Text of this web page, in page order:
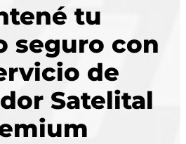
tu
seguro con
de
Satelital